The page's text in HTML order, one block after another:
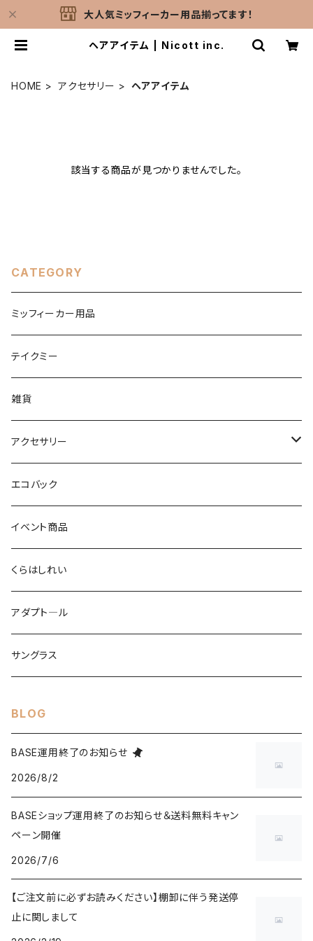
大人気ミッフィーカー用品揃ってます！
ヘアアイテム | Nicott inc.
HOME アクセサリー ヘアアイテム
該当する商品が見つかりませんでした。
CATEGORY
ミッフィーカー用品
テイクミー
雑貨
アクセサリー
ピアス
イアリング
リング
ヘアアイテム
エコバック
イベント商品
くらはしれい
アダプト―ル
サングラス
BLOG
BASE運用終了のお知らせ
2026/8/2
BASEショップ運用終了のお知らせ＆送料無料キャン
ペーン開催
2026/7/6
【ご注文前に必ずお読みください】棚卸に伴う発送停
止に関しまして